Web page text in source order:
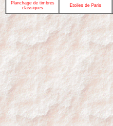
Planchage de timbres
classiques
Etoiles de Paris